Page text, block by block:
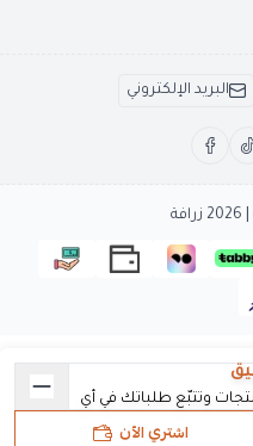
اشتري الآن
البريد الإلكتروني
زرافة
وتتبّع طلباتك في أي